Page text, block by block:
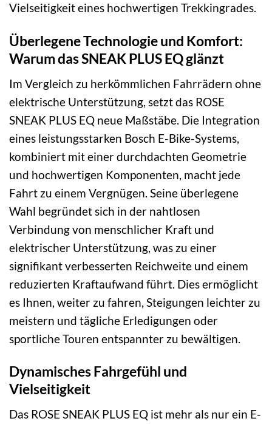
Vielseitigkeit eines hochwertigen Trekkingrades.
Überlegene Technologie und Komfort:
Warum das SNEAK PLUS EQ glänzt
Im Vergleich zu herkömmlichen Fahrrädern ohne
elektrische Unterstützung, setzt das ROSE
SNEAK PLUS EQ neue Maßstäbe. Die Integration
eines leistungsstarken Bosch E-Bike-Systems,
kombiniert mit einer durchdachten Geometrie
und hochwertigen Komponenten, macht jede
Fahrt zu einem Vergnügen. Seine überlegene
Wahl begründet sich in der nahtlosen
Verbindung von menschlicher Kraft und
elektrischer Unterstützung, was zu einer
signifikant verbesserten Reichweite und einem
reduzierten Kraftaufwand führt. Dies ermöglicht
es Ihnen, weiter zu fahren, Steigungen leichter zu
meistern und tägliche Erledigungen oder
sportliche Touren entspannter zu bewältigen.
Dynamisches Fahrgefühl und
Vielseitigkeit
Das ROSE SNEAK PLUS EQ ist mehr als nur ein E-